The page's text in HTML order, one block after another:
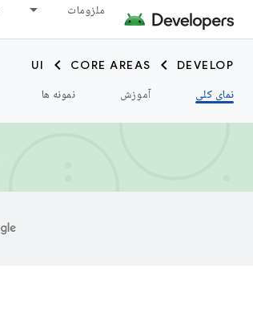
ملزومات
DEVELOP
CORE AREAS
UI
نمای کلی
آموزش نمونه ها